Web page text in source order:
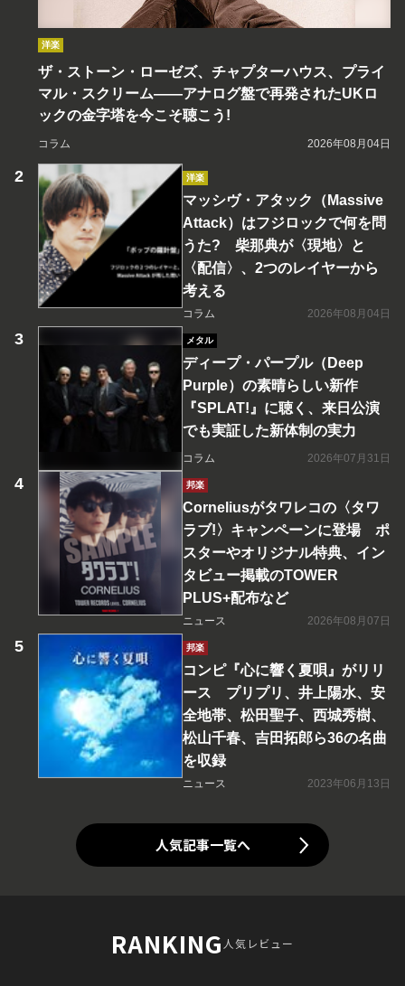
洋楽
ザ・ストーン・ローゼズ、チャプターハウス、プライ
マル・スクリーム――アナログ盤で再発されたUKロ
ックの金字塔を今こそ聴こう!
コラム 2026年08月04日
洋楽
マッシヴ・アタック（Massive
Attack）はフジロックで何を問
うた? 柴那典が〈現地〉と
〈配信〉、2つのレイヤーから
考える
コラム 2026年08月04日
メタル
ディープ・パープル（Deep
Purple）の素晴らしい新作
『SPLAT!』に聴く、来日公演
でも実証した新体制の実力
コラム 2026年07月31日
邦楽
Corneliusがタワレコの〈タワ
ラブ!〉キャンペーンに登場 ポ
スターやオリジナル特典、イン
タビュー掲載のTOWER
PLUS+配布など
ニュース 2026年08月07日
邦楽
コンピ『心に響く夏唄』がリリ
ース プリプリ、井上陽水、安
全地帯、松田聖子、西城秀樹、
松山千春、吉田拓郎ら36の名曲
を収録
ニュース 2023年06月13日
人気記事一覧へ
RANKING人気レビュー